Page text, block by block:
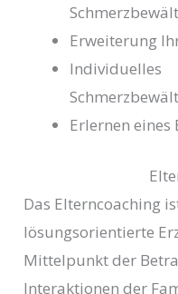
Erweiterung
Individuelles
Erlernen
Das Elterncoaching
lösungsorientierte
Mittelpunkt der
Interaktionen der